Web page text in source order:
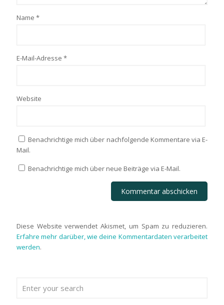
Name *
E-Mail-Adresse *
Website
Benachrichtige mich über nachfolgende Kommentare via E-
Mail.
Benachrichtige mich über neue Beiträge via E-Mail.
Diese Website verwendet Akismet, um Spam zu reduzieren.
Erfahre mehr darüber, wie deine Kommentardaten verarbeitet
werden.